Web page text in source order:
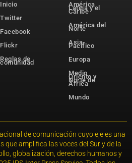
Inicio
Twitter
Facebook
Flickr
Reglas de
comunidad
América
Latina y el
Caribe
América del
Norte
Asia-
Pacífico
Europa
Medio
Oriente y
Norte de
África
Mundo
de comunicación cuyo eje es una
que amplifica las voces del Sur y de la
globalización, derechos humanos y